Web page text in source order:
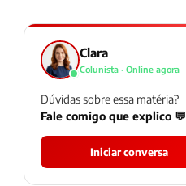
Clara
Colunista · Online agora
Dúvidas sobre essa matéria?
Fale comigo que explico 💬
Iniciar conversa